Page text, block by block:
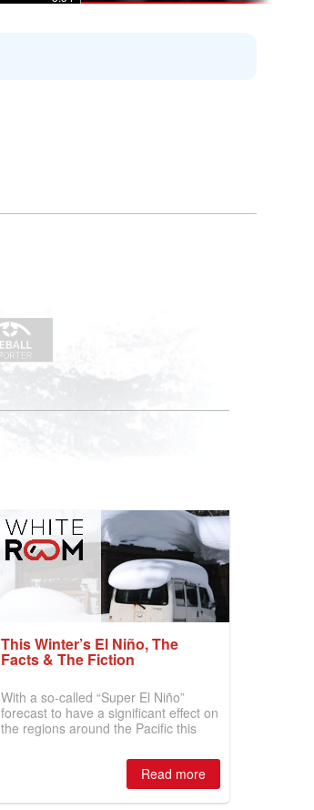
This Winter’s El Niño, The
Facts & The Fiction
With a so-called “Super El Niño”
forecast to have a significant effect on
the regions around the Pacific this
is simple: book now or wait, and
where are the best odds?Read more